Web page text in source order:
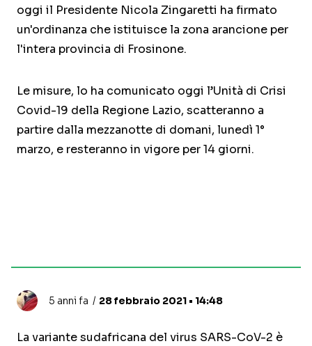
oggi il Presidente Nicola Zingaretti ha firmato
un'ordinanza che istituisce la zona arancione per
l'intera provincia di Frosinone.
Le misure, lo ha comunicato oggi l’Unità di Crisi
Covid-19 della Regione Lazio, scatteranno a
partire dalla mezzanotte di domani, lunedì 1°
marzo, e resteranno in vigore per 14 giorni.
5 anni fa 28 febbraio 2021 • 14:48
La variante sudafricana del virus SARS-CoV-2 è